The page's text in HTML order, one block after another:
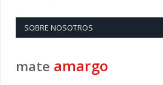
SOBRE NOSOTROS
mate amargo